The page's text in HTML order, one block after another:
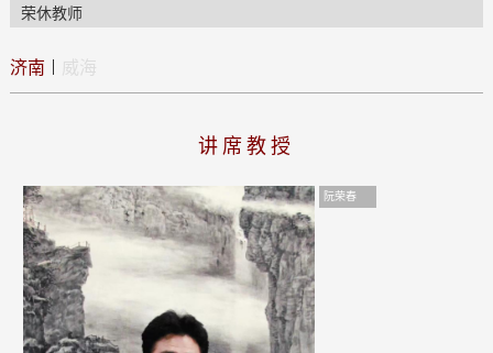
荣休教师
济南 | 威海
讲席教授
阮荣春